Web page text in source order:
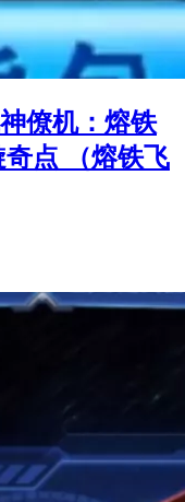
僚机：熔铁
点 （熔铁飞